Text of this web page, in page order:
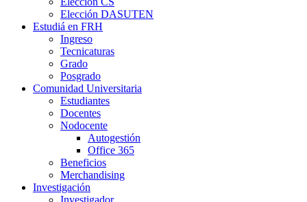
Elección DASUTEN
Estudiá en FRH
Ingreso
Tecnicaturas
Grado
Posgrado
Comunidad Universitaria
Estudiantes
Docentes
Nodocente
Autogestión
Office 365
Beneficios
Merchandising
Investigación
Investigador